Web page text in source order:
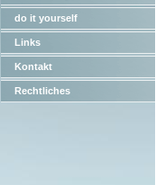
do it yourself
Links
Kontakt
Rechtliches